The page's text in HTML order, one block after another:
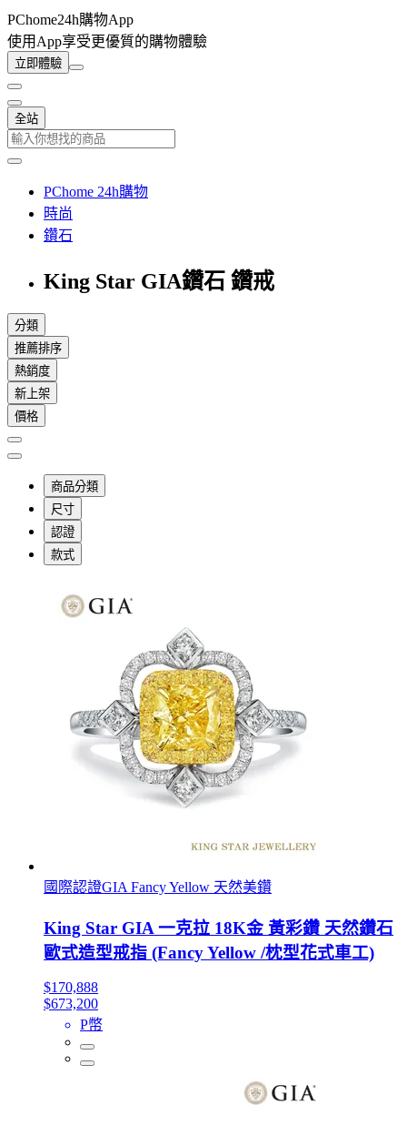
PChome24h購物App
使用App享受更優質的購物體驗
立即體驗
全站
PChome 24h購物
時尚
鑽石
King Star GIA鑽石 鑽戒
分類
推薦排序
熱銷度
新上架
價格
商品分類
尺寸
認證
款式
國際認證GIA Fancy Yellow 天然美鑽
King Star GIA 一克拉 18K金 黃彩鑽 天然鑽石
歐式造型戒指 (Fancy Yellow /枕型花式車工)
$170,888
$673,200
P幣